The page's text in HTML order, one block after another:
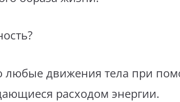
любые движения тела при
расходом энергии.